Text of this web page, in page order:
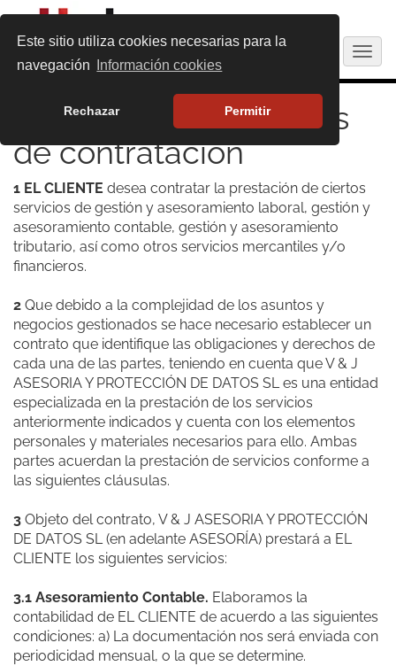
Este sitio utiliza cookies necesarias para la
navegación
Información cookies
Rechazar Permitir
Condiciones generales
de contratación
1 EL CLIENTE desea contratar la prestación de ciertos
servicios de gestión y asesoramiento laboral, gestión y
asesoramiento contable, gestión y asesoramiento
tributario, así como otros servicios mercantiles y/o
financieros.
2 Que debido a la complejidad de los asuntos y
negocios gestionados se hace necesario establecer un
contrato que identifique las obligaciones y derechos de
cada una de las partes, teniendo en cuenta que V & J
ASESORIA Y PROTECCIÓN DE DATOS SL es una entidad
especializada en la prestación de los servicios
anteriormente indicados y cuenta con los elementos
personales y materiales necesarios para ello. Ambas
partes acuerdan la prestación de servicios conforme a
las siguientes cláusulas.
3 Objeto del contrato, V & J ASESORIA Y PROTECCIÓN
DE DATOS SL (en adelante ASESORÍA) prestará a EL
CLIENTE los siguientes servicios:
3.1 Asesoramiento Contable. Elaboramos la
contabilidad de EL CLIENTE de acuerdo a las siguientes
condiciones: a) La documentación nos será enviada con
periodicidad mensual, o la que se determine.